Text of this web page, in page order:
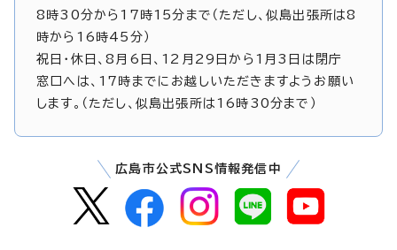
8時30分から17時15分まで（ただし、似島出張所は8
時から16時45分）
祝日・休日、8月6日、12月29日から1月3日は閉庁
窓口へは、17時までにお越しいただきますようお願い
します。（ただし、似島出張所は16時30分まで）
広島市公式SNS情報発信中